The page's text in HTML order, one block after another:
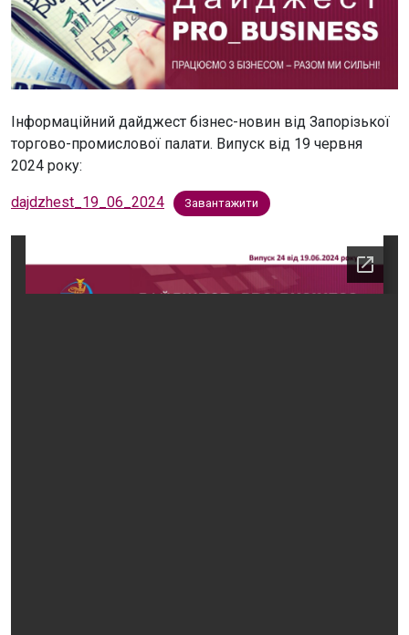
Інформаційний дайджест бізнес-новин від Запорізької
торгово-промислової палати. Випуск від 19 червня
2024 року:
dajdzhest_19_06_2024 Завантажити